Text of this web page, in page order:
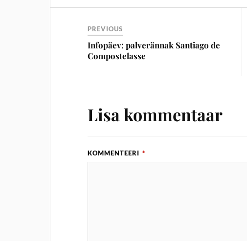
PREVIOUS
Infopäev: palverännak Santiago de
Compostelasse
Lisa kommentaar
KOMMENTEERI *